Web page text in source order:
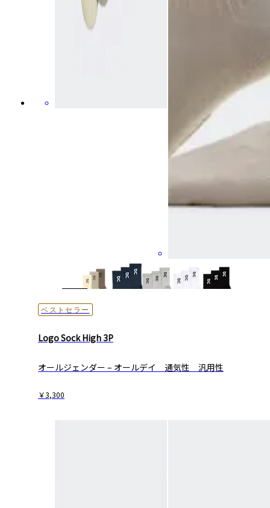
ベストセラー
Logo Sock High 3P
オールジェンダー – オールデイ ​通気性 ​汎用性
￥3,300